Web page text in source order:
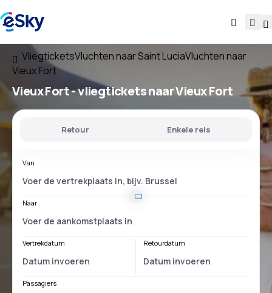
VliegticketsVluchten naar Saint LuciaVluchten naar
Vieux Fort
Vieux Fort - vliegtickets naar Vieux Fort
Retour Enkele reis
Van
Naar
Vertrekdatum Retourdatum
Passagiers